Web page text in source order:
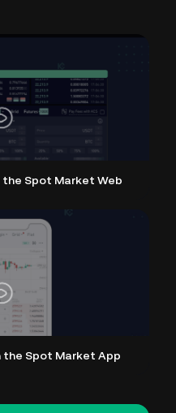
the Spot Market Web
the Spot Market App